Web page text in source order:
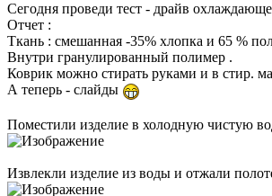
Сегодня проведи тест - драйв
Отчет :
Ткань : смешанная -35% хлопка и 65 %
Внутри гранулированный полимер .
Коврик можно стирать руками и в стир.
А теперь - слайды
Поместили изделие в холодную чистую
Извлекли изделие из воды и отжали